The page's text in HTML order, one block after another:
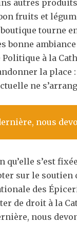
autres
fruits et
tourne
bonne
à la
la
ne
nous
s’est
sur le
des
de droit à la
nous